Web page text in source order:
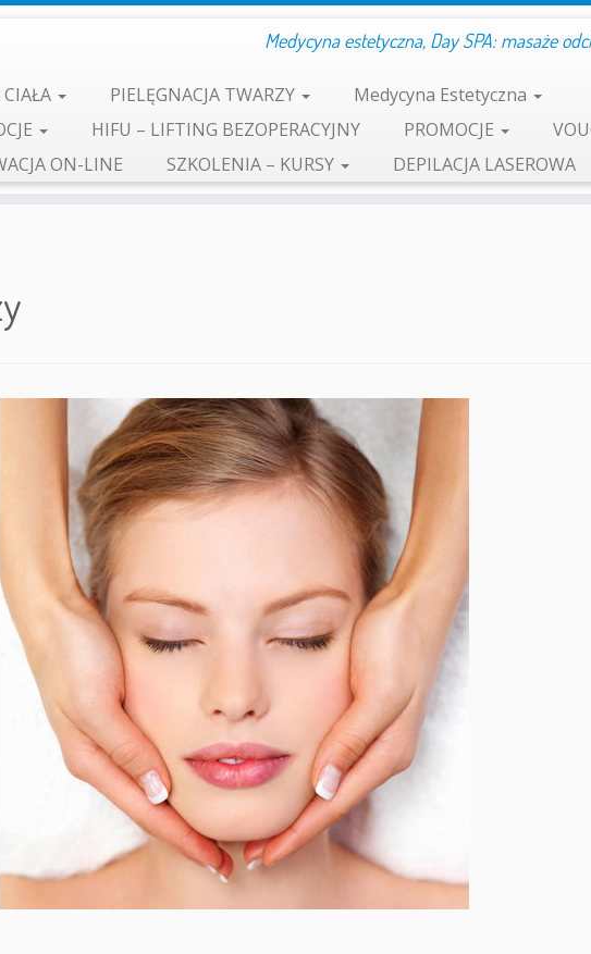
Medycyna estetyczna, Day SPA: masaże
CIAŁA PIELĘGNACJA TWARZY
Medycyna Estetyczna
HIFU – LIFTING BEZOPERACYJNY PROMOCJE
ON-LINE SZKOLENIA – KURSY DEPILACJA LASEROWA